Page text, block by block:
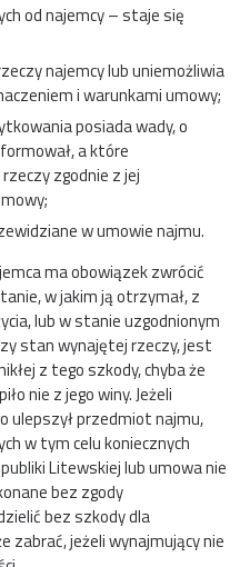
od najemcy – staje się
najemcy lub uniemożliwia
i warunkami umowy;
posiada wady, o
a które
zgodnie z jej
w umowie najmu.
ma obowiązek zwrócić
w jakim ją otrzymał, z
lub w stanie uzgodnionym
stan wynajętej rzeczy, jest
z tego szkody, chyba że
nie z jego winy. Jeżeli
ulepszył przedmiot najmu,
w tym celu koniecznych
Litewskiej lub umowa nie
bez zgody
bez szkody dla
zabrać, jeżeli wynajmujący nie